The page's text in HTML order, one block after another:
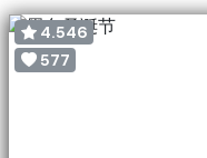
4.546
577